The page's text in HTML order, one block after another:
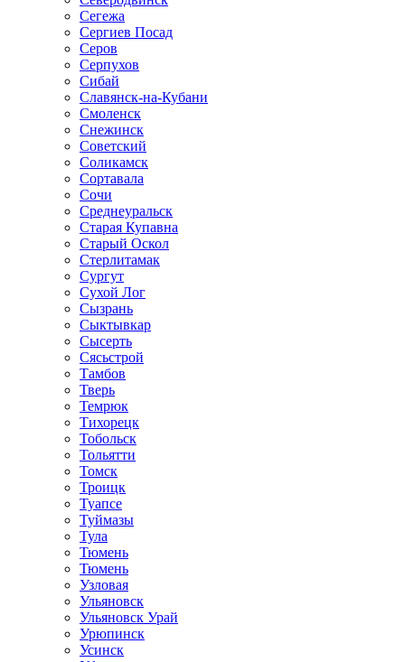
Сегежа
Сергиев Посад
Серов
Серпухов
Сибай
Славянск-на-Кубани
Смоленск
Снежинск
Советский
Соликамск
Сортавала
Сочи
Среднеуральск
Старая Купавна
Старый Оскол
Стерлитамак
Сургут
Сухой Лог
Сызрань
Сыктывкар
Сысерть
Сясьстрой
Тамбов
Тверь
Темрюк
Тихорецк
Тобольск
Тольятти
Томск
Троицк
Туапсе
Туймазы
Тула
Тюмень
Тюмень
Узловая
Ульяновск
Ульяновск Урай
Урюпинск
Усинск